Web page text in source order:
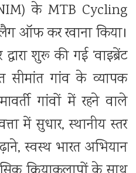
के MTB Cycling
ऑफ कर रवाना किया।
शुरू की गई ‘वाइब्रेंट
सीमांत गांव के व्यापक
गांवों में रहने वाले
में सुधार, स्थानीय स्तर
स्वस्थ भारत अभियान